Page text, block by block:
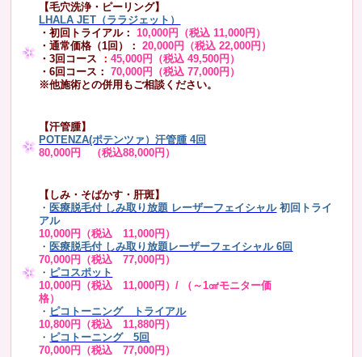
【毛穴洗浄・ピーリング】
LHALA JET（ララジェット）
・初回トライアル：10,000円（税込 11,000円）
・通常価格（1回）：
20,000円（税込 22,000円）
・3回コース ：45,000円（税込 49,500円）
・6回コース：
70,000円（税込 77,000円）
※他施術との併用もご相談ください。
【汗管腫】
POTENZA(ポテンツァ）汗管腫 4回
80,000円 （税込88,000円）
【しみ・そばかす・肝斑】
・ 医療脱毛付 しみ取り放題 レーザーフェイシャル 初回トライ
アル
10,000円（税込 11,000円）
・ 医療脱毛付 しみ取り放題レーザーフェイシャル 6回
70,000円（税込 77,000円）
・ ピコスポット
10,000円（税込 11,000円）/ （～1㎠モニター価
格）
・ ピコトーニング トライアル
10,800円（税込 11,880円）
・ ピコトーニング 5回
70,000円（税込 77,000円）